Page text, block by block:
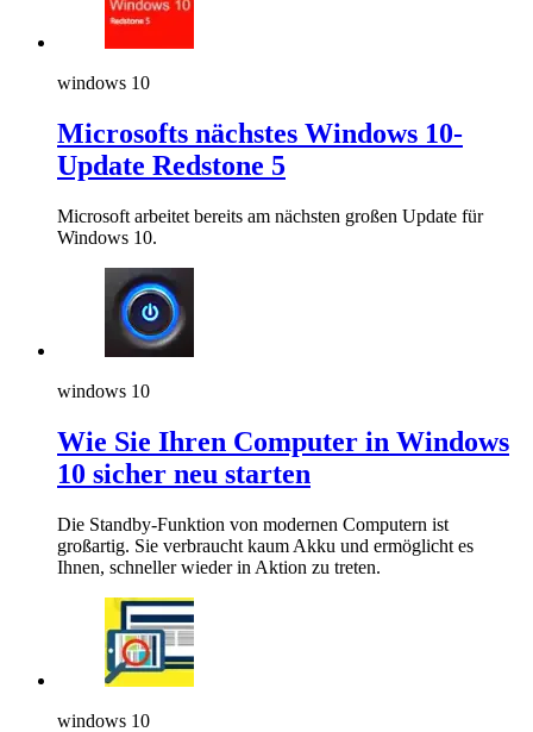
windows 10
Microsofts nächstes Windows 10-
Update Redstone 5
Microsoft arbeitet bereits am nächsten großen Update für
Windows 10.
windows 10
Wie Sie Ihren Computer in Windows
10 sicher neu starten
Die Standby-Funktion von modernen Computern ist
großartig. Sie verbraucht kaum Akku und ermöglicht es
Ihnen, schneller wieder in Aktion zu treten.
windows 10